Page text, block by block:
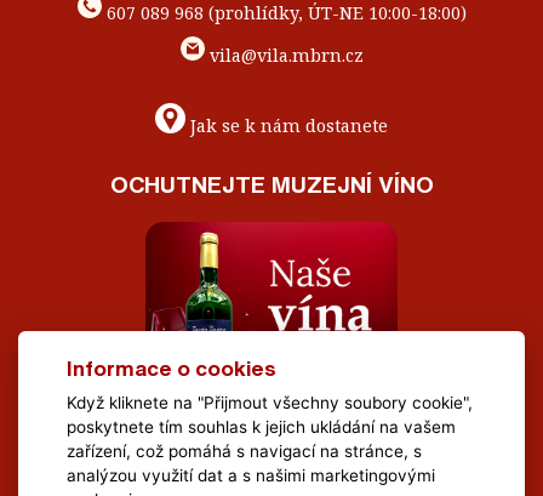
607 089 968 (prohlídky, ÚT-NE 10:00-18:00)
vila@vila.mbrn.cz
Jak se k nám dostanete
OCHUTNEJTE MUZEJNÍ VÍNO
Informace o cookies
Když kliknete na "Přijmout všechny soubory cookie",
poskytnete tím souhlas k jejich ukládání na vašem
zařízení, což pomáhá s navigací na stránce, s
analýzou využití dat a s našimi marketingovými